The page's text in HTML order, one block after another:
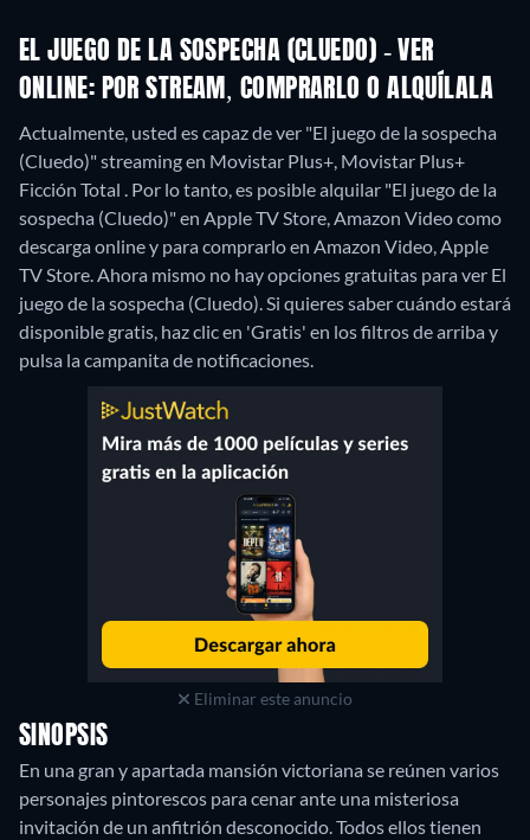
EL JUEGO DE LA SOSPECHA (CLUEDO) - VER
ONLINE: POR STREAM, COMPRARLO O ALQUÍLALA
Actualmente, usted es capaz de ver "El juego de la sospecha
(Cluedo)" streaming en Movistar Plus+, Movistar Plus+
Ficción Total . Por lo tanto, es posible alquilar "El juego de la
sospecha (Cluedo)" en Apple TV Store, Amazon Video como
descarga online y para comprarlo en Amazon Video, Apple
TV Store.Ahora mismo no hay opciones gratuitas para ver El
juego de la sospecha (Cluedo). Si quieres saber cuándo estará
disponible gratis, haz clic en 'Gratis' en los filtros de arriba y
pulsa la campanita de notificaciones.
Eliminar este anuncio
SINOPSIS
En una gran y apartada mansión victoriana se reúnen varios
personajes pintorescos para cenar ante una misteriosa
invitación de un anfitrión desconocido. Todos ellos tienen